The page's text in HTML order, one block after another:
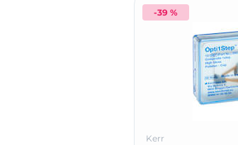
-39 %
Kerr